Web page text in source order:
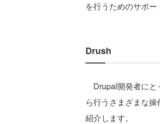
を行うためのサポー
Drush
Drupal開発者にと
ら行うさまざまな
紹介します。